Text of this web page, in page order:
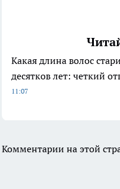
Какая длина волос
десятков лет: четкий
11:07
Комментарии на этой